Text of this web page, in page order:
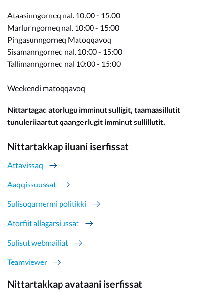
Ataasinngorneq nal. 10:00 - 15:00
Marlunngorneq nal. 10:00 - 15:00
Pingasunngorneq Matoqqavoq
Sisamanngorneq nal. 10:00 - 15:00
Tallimanngorneq nal 10:00 - 15:00
Weekendi matoqqavoq
Nittartagaq atorlugu imminut sulligit, taamaasillutit
tunuleriiaartut qaangerlugit imminut sullillutit.
Nittartakkap iluani iserfissat
Attavissaq
Aaqqissuussat
Sulisoqarnermi politikki
Atorfiit allagarsiussat
Sulisut webmailiat
Teamviewer
Nittartakkap avataani iserfissat